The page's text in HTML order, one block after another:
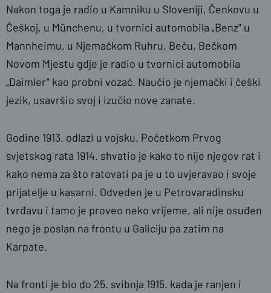
Nakon toga je radio u Kamniku u Sloveniji, Čenkovu u
Češkoj, u Münchenu, u tvornici automobila „Benz" u
Mannheimu, u Njemačkom Ruhru, Beču, Bečkom
Novom Mjestu gdje je radio u tvornici automobila
„Daimler" kao probni vozač. Naučio je njemački i češki
jezik, usavršio svoj i izučio nove zanate.
Godine 1913. odlazi u vojsku. Početkom Prvog
svjetskog rata 1914. shvatio je kako to nije njegov rat i
kako nema za što ratovati pa je u to uvjeravao i svoje
prijatelje u kasarni. Odveden je u Petrovaradinsku
tvrđavu i tamo je proveo neko vrijeme, ali nije osuđen
nego je poslan na frontu u Galiciju pa zatim na
Karpate.
Na fronti je bio do 25. svibnja 1915. kada je ranjen i